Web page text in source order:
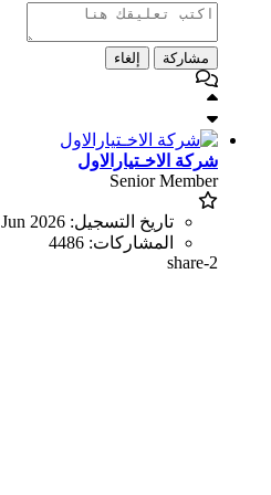
مشاركة إلغاء
شركة الاخـتيارالاول
Senior Member
تاريخ التسجيل: Jun 2026
المشاركات: 4486
share-2